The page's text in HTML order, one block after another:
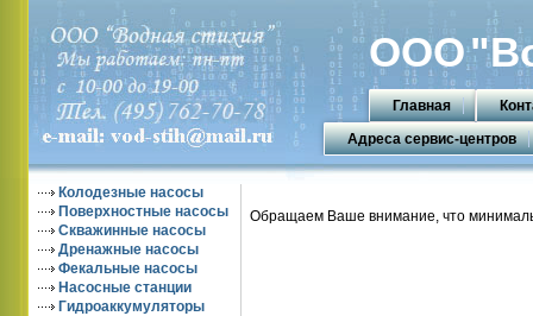
ООО
Главная
Адреса сервис-центров
Колодезные насосы
Поверхностные насосы
Скважинные насосы
Дренажные насосы
Фекальные насосы
Насосные станции
Гидроаккумуляторы
Обращаем Ваше внимание, что